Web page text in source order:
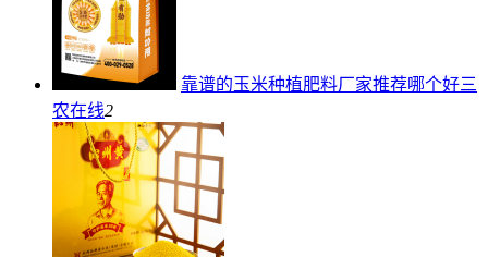
靠谱的玉米种植肥料厂家推荐哪个好三
农在线2